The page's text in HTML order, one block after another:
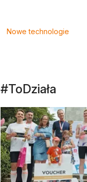
Nowe technologie
#ToDziała